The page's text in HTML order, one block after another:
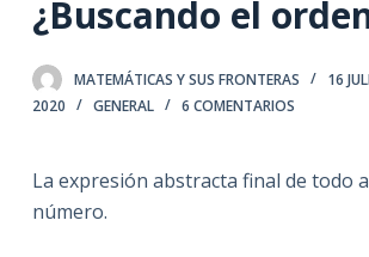
o
e
n
¿Buscando el
MATEMÁTICAS Y SUS FRONTERAS
16
2020
GENERAL 6 COMENTARIOS
La expresión abstracta final de todo
número.